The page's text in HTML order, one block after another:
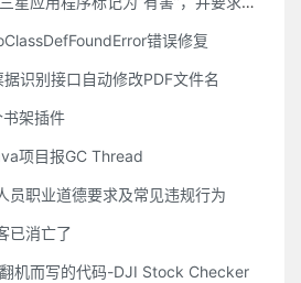
错误修复
识别接口自动修改PDF文件名
架插件
项目报GC Thread
员职业道德要求及常见违规行为
已消亡了
机而写的代码-DJI Stock Checker